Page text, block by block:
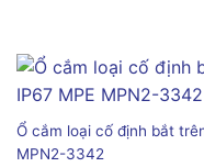
Ổ cắm loại cố định bắt
MPN2-3342